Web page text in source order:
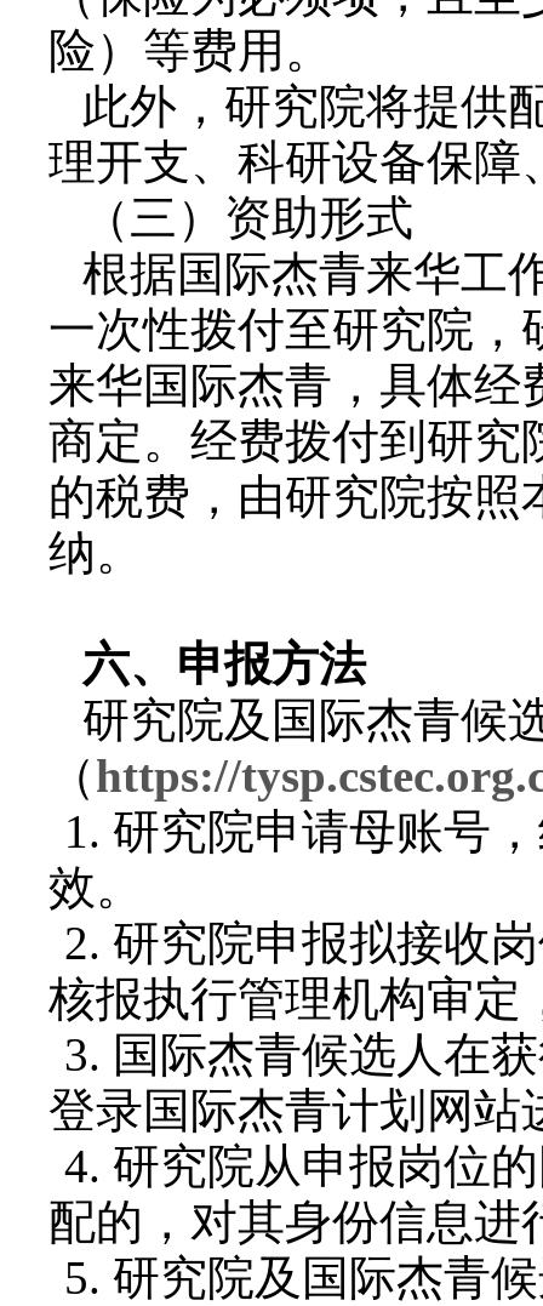
险）等费用。
此外，研究院将提供
理开支、科研设备保障
（三）资助形式
根据国际杰青来华工
一次性拨付至研究院，
来华国际杰青，具体经
商定。经费拨付到研究
的税费，由研究院按
纳。
六、申报方法
研究院及国际杰青候
（https://
1.研究院申请母账号
效。
2.研究院申报拟接收
核报执行管理机构审定
3. 国际杰青候选人在
登录国际杰青计划网站
4.研究院从申报岗位
配的，对其身份信息
5.研究院及国际杰青